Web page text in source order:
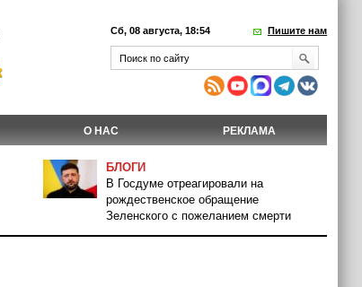
Сб, 08 августа, 18:54 Пишите нам
О НАС РЕКЛАМА
БЛОГИ
В Госдуме отреагировали на
рождественское обращение
Зеленского с пожеланием смерти